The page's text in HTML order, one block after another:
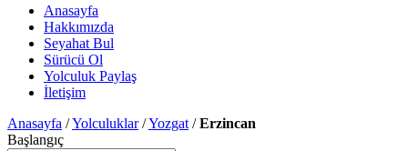
Anasayfa
Hakkımızda
Seyahat Bul
Sürücü Ol
Yolculuk Paylaş
İletişim
Anasayfa /Yolculuklar/Yozgat /Erzincan
Başlangıç